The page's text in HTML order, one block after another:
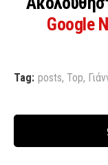
Google
Tag: posts, Top,